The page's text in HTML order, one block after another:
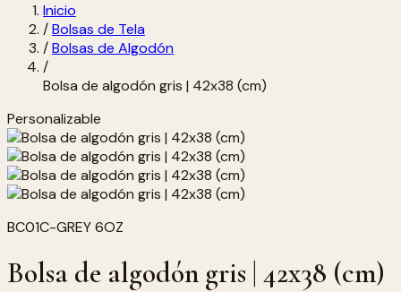
Inicio
/Bolsas de Tela
/Bolsas de Algodón
/
Bolsa de algodón gris | 42x38 (cm)
Personalizable
BC01C-GREY 6OZ
Bolsa de algodón gris | 42x38 (cm)